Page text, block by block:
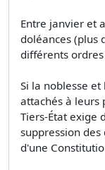
Entre janvier et
doléances (plus
différents
Si la noblesse
attachés à leurs
Tiers-État exige
suppression
d'une